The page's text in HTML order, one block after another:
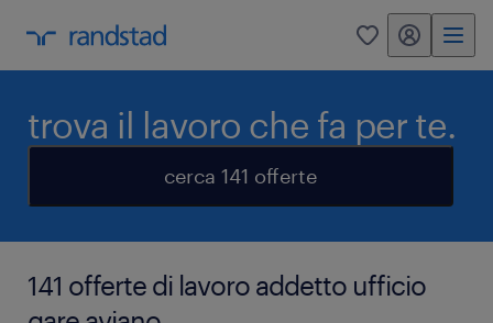
0 my randstad
trova il lavoro che fa per te.
cerca 141 offerte
141 offerte di lavoro addetto ufficio